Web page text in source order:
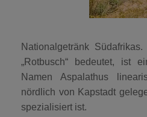
Nationalgetränk
„Rotbusch“ bedeutet, ist
Namen Aspalathus
nördlich von Kapstadt
spezialisiert ist.